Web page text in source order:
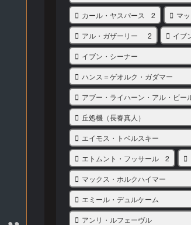
カール・ヤスパース 2 マ
アル・ガザーリー 2 イブ
イブン・シーナー
ハンス＝ゲオルク・ガダマー
アブー・ライハーン・アル・ビー
丘処機（長春真人）
エイモス・トベルスキー
エトムント・フッサール 2
マックス・ホルクハイマー
エミール・デュルケーム
アンリ・ルフェーヴル